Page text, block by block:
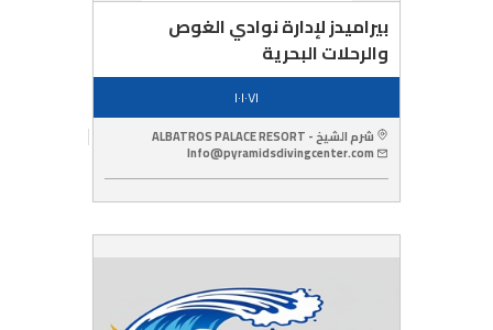
بيراميدز لإدارة نوادي الغوص
والرحلات البحرية
١٠١٠٧١
شرم الشيخ - ALBATROS PALACE RESORT
Info@pyramidsdivingcenter.com